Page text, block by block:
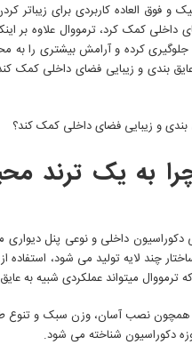
و فوق العاده کاربردی برای زیباتر
داخلی کمک کرد، ترمووال علاوه بر
کرده و آرامش بیشتری را به
بندی و زیبایی فضای داخلی کمک
به یک ترند
دکوراسیون داخلی و نوعی پنل
چند لایه تولید می شود، استفاده
میتواند عملکردی شبیه به
ای همچون نصب آسان، وزن سبک و
دکوراسیون شناخته می شود.